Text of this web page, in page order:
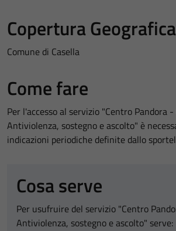
Copertura Geografica
Comune di Casella
Come fare
Per l'accesso al servizio "Centro Pandora
Antiviolenza, sostegno e ascolto" è
indicazioni periodiche definite dallo
Cosa serve
Per usufruire del servizio "Centro
Antiviolenza, sostegno e ascolto" serve: